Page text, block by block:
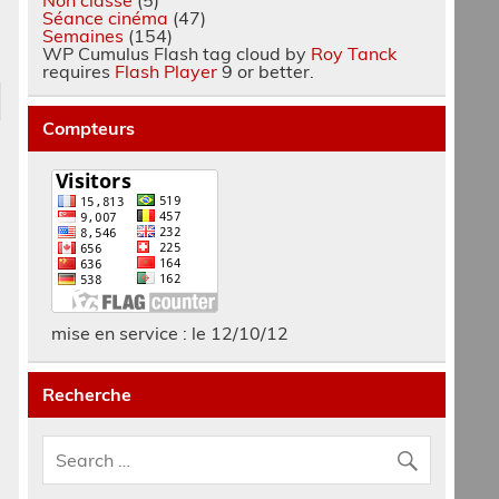
Séance cinéma (47)
Semaines (154)
WP Cumulus Flash tag cloud by Roy Tanck
requires Flash Player 9 or better.
Compteurs
mise en service : le 12/10/12
Recherche